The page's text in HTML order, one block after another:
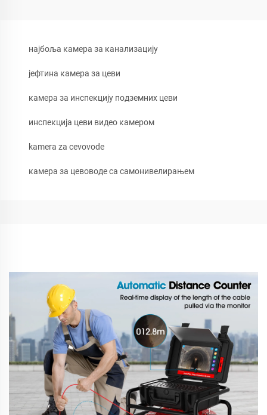
најбоља камера за канализацију
јефтина камера за цеви
камера за инспекцију подземних цеви
инспекција цеви видео камером
kamera za cevovode
камера за цевоводе са самонивелирањем